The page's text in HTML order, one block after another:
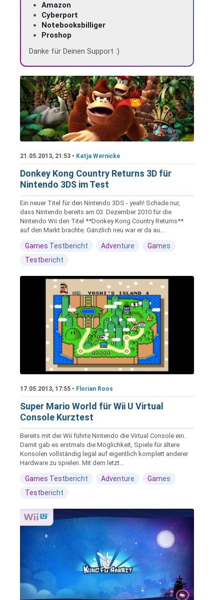
Amazon
Cyberport
Notebooksbilliger
Proshop
Danke für Deinen Support :)
21.05.2013, 21:53 • Katja Wernicke
Donkey Kong Country Returns 3D für
Nintendo 3DS im Test
Ein neuer Titel für den Nintendo 3DS - yeah! Schade nur,
dass Nintendo bereits am 03. Dezember 2010 für die
Nintendo Wii den Titel **Donkey Kong Country Returns**
auf den Markt brachte. Gänzlich neu war er da au...
Games Testbericht Adventure
Games
Testbericht
17.05.2013, 17:55 • Florian Roos
Super Mario World für Wii U Virtual
Console Kurztest
Bereits mit der Wii führte Nintendo die Virtual Console ein.
Damit gab es erstmals die Möglichkeit, Spiele für ältere
Konsolen vollständig legal auf eigentlich komplett anderer
Hardware zu spielen. Mit dem letzt...
Games Testbericht Adventure
Games
Testbericht